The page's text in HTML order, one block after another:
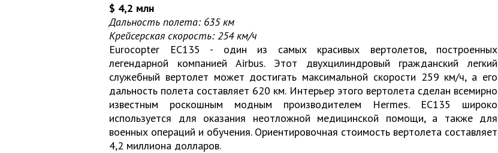
$ 4,2 млн
Дальность полета: 635 км
Крейсерская скорость: 254 км/ч
Eurocopter EC135 - один из самых красивых вертолетов, построенных
легендарной компанией Airbus. Этот двухцилиндровый гражданский легкий
служебный вертолет может достигать максимальной скорости 259 км/ч, а его
дальность полета составляет 620 км. Интерьер этого вертолета сделан всемирно
известным роскошным модным производителем Hermes. EC135 широко
используется для оказания неотложной медицинской помощи, а также для
военных операций и обучения. Ориентировочная стоимость вертолета составляет
4,2 миллиона долларов.